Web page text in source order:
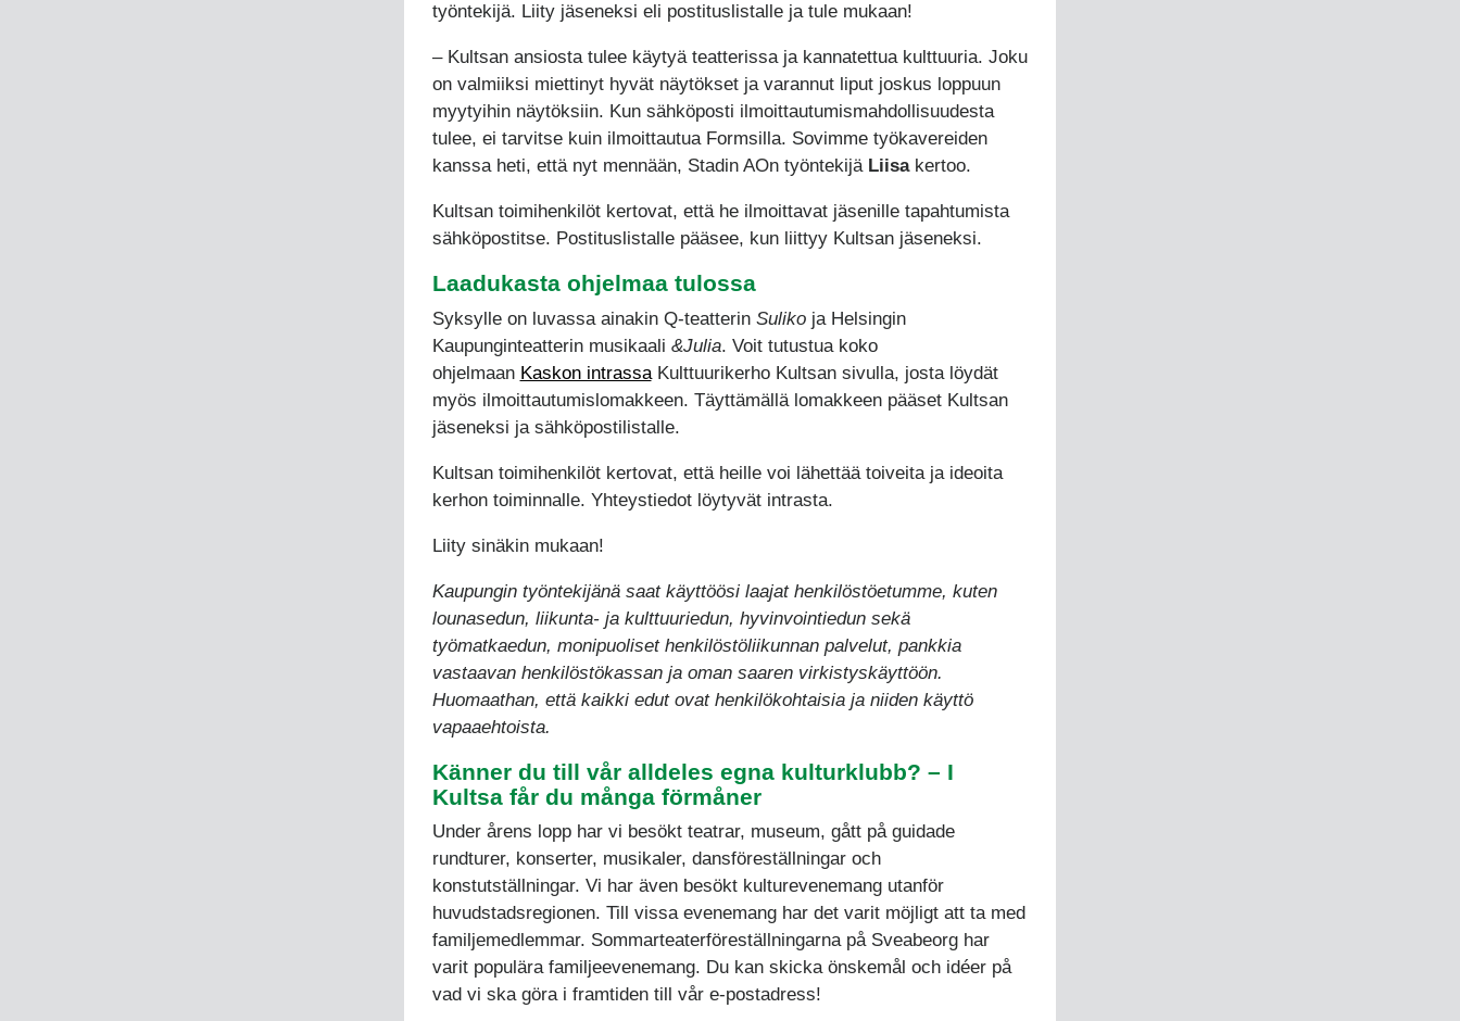
työntekijä. Liity jäseneksi eli postituslistalle ja tule mukaan!
– Kultsan ansiosta tulee käytyä teatterissa ja kannatettua kulttuuria. Joku
on valmiiksi miettinyt hyvät näytökset ja varannut liput joskus loppuun
myytyihin näytöksiin. Kun sähköposti ilmoittautumismahdollisuudesta
tulee, ei tarvitse kuin ilmoittautua Formsilla. Sovimme työkavereiden
kanssa heti, että nyt mennään, Stadin AOn työntekijä Liisa kertoo.
Kultsan toimihenkilöt kertovat, että he ilmoittavat jäsenille tapahtumista
sähköpostitse. Postituslistalle pääsee, kun liittyy Kultsan jäseneksi.
Laadukasta ohjelmaa tulossa
Syksylle on luvassa ainakin Q-teatterin Sulikoja Helsingin
Kaupunginteatterin musikaali &Julia. Voit tutustua koko
ohjelmaan Kaskon intrassaKulttuurikerho Kultsan sivulla, josta löydät
myös ilmoittautumislomakkeen. Täyttämällä lomakkeen pääset Kultsan
jäseneksi ja sähköpostilistalle.
Kultsan toimihenkilöt kertovat, että heille voi lähettää toiveita ja ideoita
kerhon toiminnalle. Yhteystiedot löytyvät intrasta.
Liity sinäkin mukaan!
Kaupungin työntekijänä saat käyttöösi laajat henkilöstöetumme, kuten
lounasedun, liikunta- ja kulttuuriedun, hyvinvointiedun sekä
työmatkaedun, monipuoliset henkilöstöliikunnan palvelut, pankkia
vastaavan henkilöstökassan ja oman saaren virkistyskäyttöön.
Huomaathan, että kaikki edut ovat henkilökohtaisia ja niiden käyttö
vapaaehtoista.
Känner du till vår alldeles egna kulturklubb? – I
Kultsa får du många förmåner
Under årens lopp har vi besökt teatrar, museum, gått på guidade
rundturer, konserter, musikaler, dansföreställningar och
konstutställningar. Vi har även besökt kulturevenemang utanför
huvudstadsregionen. Till vissa evenemang har det varit möjligt att ta med
familjemedlemmar. Sommarteaterföreställningarna på Sveabeorg har
varit populära familjeevenemang. Du kan skicka önskemål och idéer på
vad vi ska göra i framtiden till vår e-postadress!